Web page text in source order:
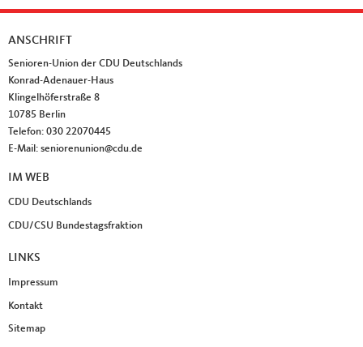
Fußbereich
ANSCHRIFT
Senioren-Union der CDU Deutschlands
Konrad-Adenauer-Haus
Klingelhöferstraße 8
10785 Berlin
Telefon: 030 22070445
E-Mail: seniorenunion@cdu.de
IM WEB
CDU Deutschlands
CDU/CSU Bundestagsfraktion
LINKS
Impressum
Kontakt
Sitemap